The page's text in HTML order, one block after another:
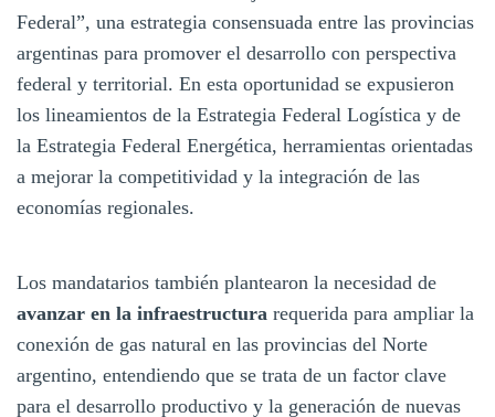
Federal”, una estrategia consensuada entre las provincias
argentinas para promover el desarrollo con perspectiva
federal y territorial. En esta oportunidad se expusieron
los lineamientos de la Estrategia Federal Logística y de
la Estrategia Federal Energética, herramientas orientadas
a mejorar la competitividad y la integración de las
economías regionales.
Los mandatarios también plantearon la necesidad de
avanzar en la infraestructura requerida para ampliar la
conexión de gas natural en las provincias del Norte
argentino, entendiendo que se trata de un factor clave
para el desarrollo productivo y la generación de nuevas